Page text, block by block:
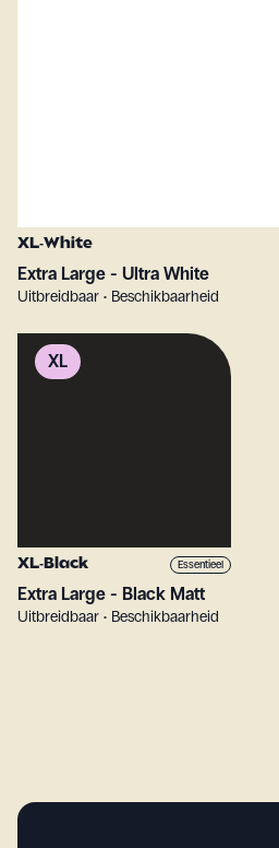
XL-White
Extra Large - Ultra White
Uitbreidbaar • Beschikbaarheid
XL
XL-Black Essentieel
Extra Large - Black Matt
Uitbreidbaar • Beschikbaarheid